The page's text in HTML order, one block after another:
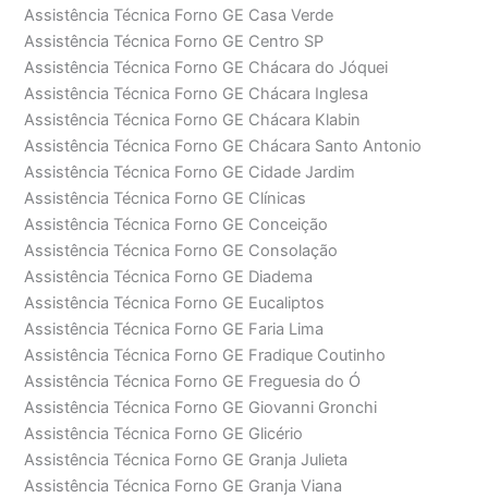
Assistência Técnica Forno GE Casa Verde
Assistência Técnica Forno GE Centro SP
Assistência Técnica Forno GE Chácara do Jóquei
Assistência Técnica Forno GE Chácara Inglesa
Assistência Técnica Forno GE Chácara Klabin
Assistência Técnica Forno GE Chácara Santo Antonio
Assistência Técnica Forno GE Cidade Jardim
Assistência Técnica Forno GE Clínicas
Assistência Técnica Forno GE Conceição
Assistência Técnica Forno GE Consolação
Assistência Técnica Forno GE Diadema
Assistência Técnica Forno GE Eucaliptos
Assistência Técnica Forno GE Faria Lima
Assistência Técnica Forno GE Fradique Coutinho
Assistência Técnica Forno GE Freguesia do Ó
Assistência Técnica Forno GE Giovanni Gronchi
Assistência Técnica Forno GE Glicério
Assistência Técnica Forno GE Granja Julieta
Assistência Técnica Forno GE Granja Viana